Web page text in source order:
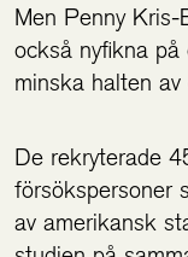
Men Penny
också nyfikna
minska halten
De rekryterade
försökspersoner
av amerikansk